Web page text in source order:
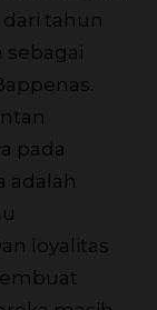
tahun
sebagai
pada
adalah
loyalitas